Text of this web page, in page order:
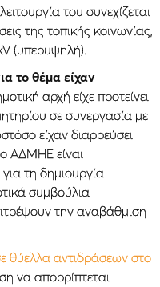
του συνεχίζεται
της τοπικής κοινωνίας,
(υπερυψηλή).
το θέμα είχαν
αρχή είχε προτείνει
σε συνεργασία με
είχαν διαρρεύσει
ΑΔΜΗΕ είναι
τη δημιουργία
συμβούλια
την αναβάθμιση
θύελλα αντιδράσεων στο
να απορρίπτεται